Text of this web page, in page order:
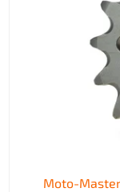
Moto-